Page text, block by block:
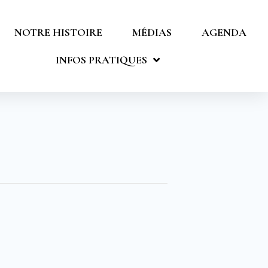
NOTRE HISTOIRE MÉDIAS AGENDA
INFOS PRATIQUES